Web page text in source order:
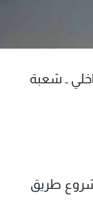
ـ شعبة
طريق